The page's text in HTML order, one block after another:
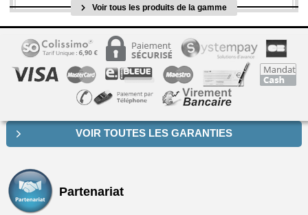
Voir tous les produits de la gamme
VOIR TOUTES LES GARANTIES
Partenariat